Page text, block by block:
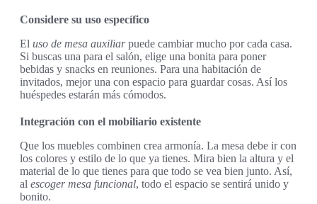
Considere su uso específico
El uso de mesa auxiliarpuede cambiar mucho por cada casa.
Si buscas una para el salón, elige una bonita para poner
bebidas y snacks en reuniones. Para una habitación de
invitados, mejor una con espacio para guardar cosas. Así los
huéspedes estarán más cómodos.
Integración con el mobiliario existente
Que los muebles combinen crea armonía. La mesa debe ir con
los colores y estilo de lo que ya tienes. Mira bien la altura y el
material de lo que tienes para que todo se vea bien junto. Así,
al escoger mesa funcional, todo el espacio se sentirá unido y
bonito.